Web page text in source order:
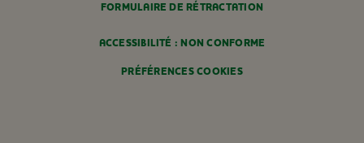
FORMULAIRE DE RÉTRACTATION
ACCESSIBILITÉ : NON CONFORME
PRÉFÉRENCES COOKIES